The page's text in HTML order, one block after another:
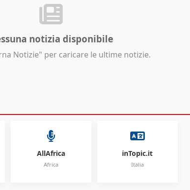
notizia disponibile
Notizie" per caricare le ultime notizie.
AllAfrica
Africa
inTopic.it
Italia